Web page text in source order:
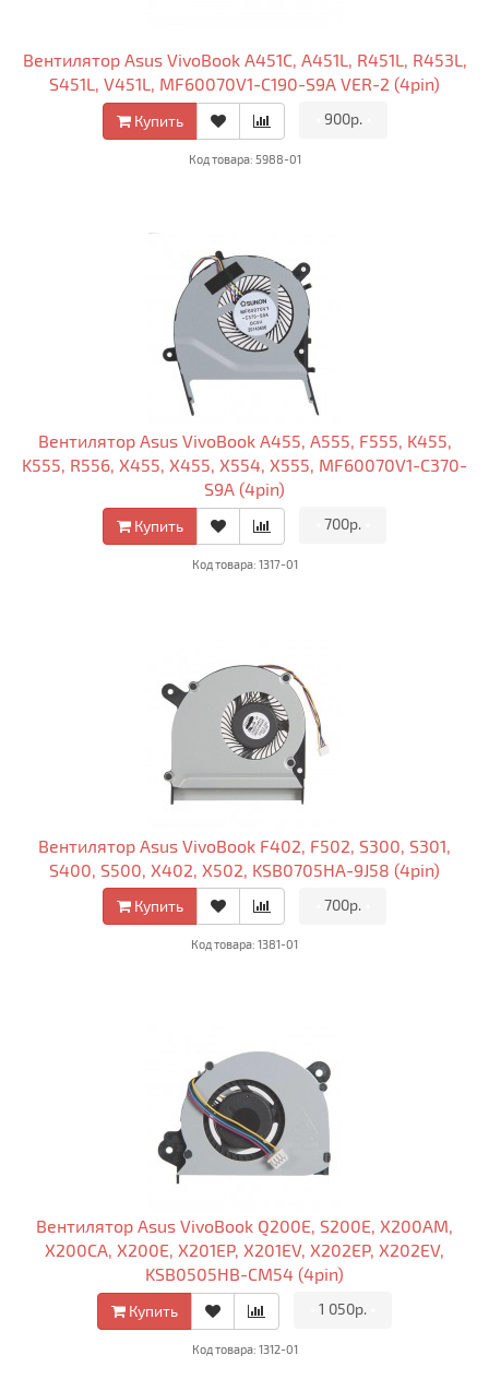
Вентилятор Asus VivoBook A451C, A451L, R451L, R453L,
S451L, V451L, MF60070V1-C190-S9A VER-2 (4pin)
Купить 900р.
Код товара: 5988-01
Вентилятор Asus VivoBook A455, A555, F555, K455,
K555, R556, X455, X455, X554, X555, MF60070V1-C370-
S9A (4pin)
Купить 700р.
Код товара: 1317-01
Вентилятор Asus VivoBook F402, F502, S300, S301,
S400, S500, X402, X502, KSB0705HA-9J58 (4pin)
Купить 700р.
Код товара: 1381-01
Вентилятор Asus VivoBook Q200E, S200E, X200AM,
X200CA, X200E, X201EP, X201EV, X202EP, X202EV,
KSB0505HB-CM54 (4pin)
Купить 1 050р.
Код товара: 1312-01